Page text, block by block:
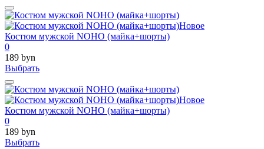
Новое
Костюм мужской NOHO (майка+шорты)
0
189 byn
Выбрать
Новое
Костюм мужской NOHO (майка+шорты)
0
189 byn
Выбрать